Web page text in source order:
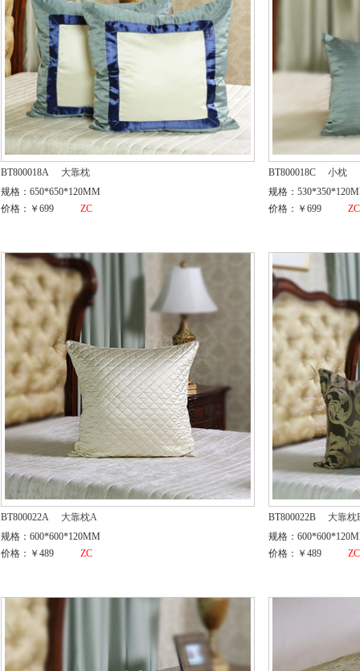
BT800018A
大靠枕
规格：650*650*120MM
价格：￥699
ZC
BT800018C
小枕
规格：
价格：￥699
ZC
BT800022A
大靠枕A
规格：600*600*120MM
价格：￥489
ZC
BT800022B
大靠枕
规格：
价格：￥489
ZC